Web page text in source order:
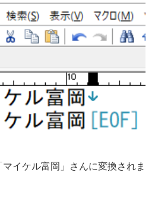
イケル富岡」さんに変換されま